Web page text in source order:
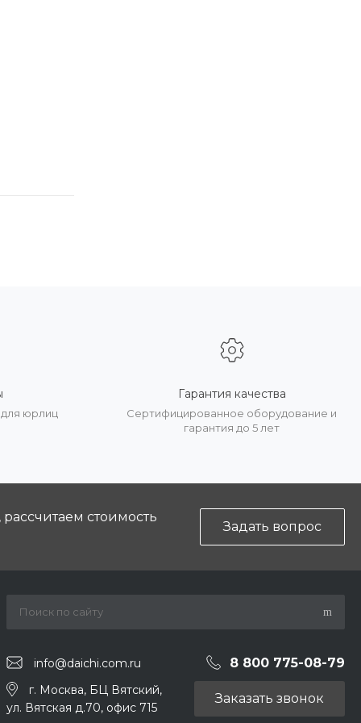
юрлиц
Гарантия качества
Сертифицированное оборудование и
гарантия до 5 лет
стоимость
Задать вопрос
info@daichi.com.ru 8 800 775-08-79
г. Москва, БЦ Вятский,
ул. Вятская д.70, офис 715
Заказать звонок